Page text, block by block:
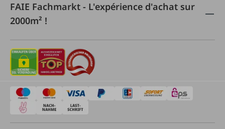
FAIE Fachmarkt - L'expérience d'achat sur
2000m² !